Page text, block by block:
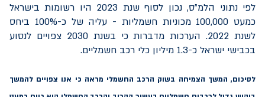
לפי נתוני הלמ"ס, נכון לסוף שנת 2023 היו רשומות בישראל
כמעט 100,000 מכוניות חשמליות - עליה של כ-100% ביחס
לשנת 2022. הערכות מדברות כי בשנת 2030 צפויים לנסוע
בכבישי ישראל כ-1.3 מיליון כלי רכב חשמליים.
לסיכום, המשך הצמיחה בשוק הרכב החשמלי מראה כי אנו צפויים להמשך